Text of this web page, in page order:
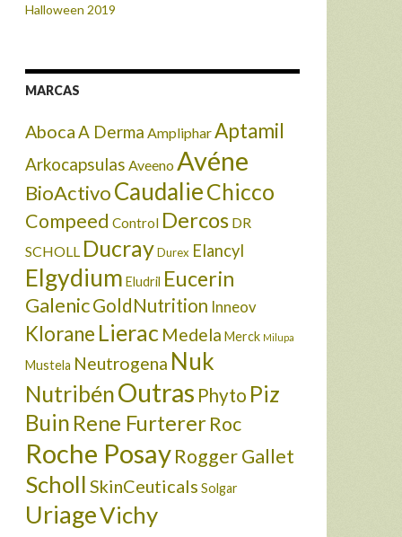
Halloween 2019
MARCAS
AbocaA Derma AmplipharAptamil
Arkocapsulas Aveeno Avéne
BioActivoCaudalieChicco
Compeed Control Dercos DR
SCHOLL DucrayDurex Elancyl
Elgydium Eludril Eucerin
GalenicGoldNutrition Inneov
Klorane Lierac Medela Merck Milupa
Mustela Neutrogena Nuk
NutribénOutras Phyto Piz
Buin Rene FurtererRoc
Roche PosayRogger Gallet
Scholl SkinCeuticals Solgar
UriageVichy